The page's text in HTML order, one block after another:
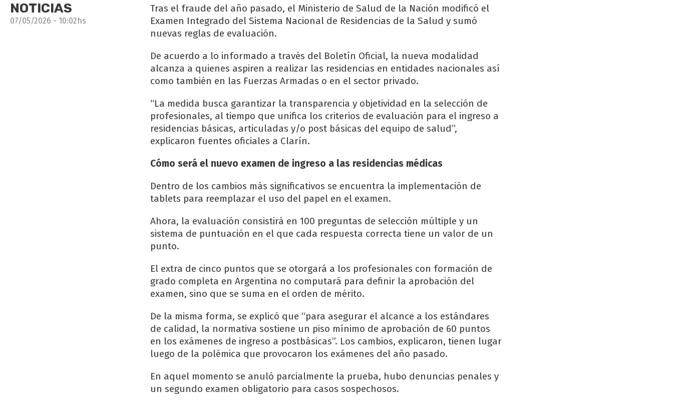
NOTICIAS
07/05/2026 - 10:02hs
Tras el fraude del año pasado, el Ministerio de Salud de la Nación modificó el
Examen Integrado del Sistema Nacional de Residencias de la Salud y sumó
nuevas reglas de evaluación.
De acuerdo a lo informado a través del Boletín Oficial, la nueva modalidad
alcanza a quienes aspiren a realizar las residencias en entidades nacionales así
como también en las Fuerzas Armadas o en el sector privado.
“La medida busca garantizar la transparencia y objetividad en la selección de
profesionales, al tiempo que unifica los criterios de evaluación para el ingreso a
residencias básicas, articuladas y/o post básicas del equipo de salud”,
explicaron fuentes oficiales a Clarín.
Cómo será el nuevo examen de ingreso a las residencias médicas
Dentro de los cambios más significativos se encuentra la implementación de
tablets para reemplazar el uso del papel en el examen.
Ahora, la evaluación consistirá en 100 preguntas de selección múltiple y un
sistema de puntuación en el que cada respuesta correcta tiene un valor de un
punto.
El extra de cinco puntos que se otorgará a los profesionales con formación de
grado completa en Argentina no computará para definir la aprobación del
examen, sino que se suma en el orden de mérito.
De la misma forma, se explicó que “para asegurar el alcance a los estándares
de calidad, la normativa sostiene un piso mínimo de aprobación de 60 puntos
en los exámenes de ingreso a postbásicas”. Los cambios, explicaron, tienen lugar
luego de la polémica que provocaron los exámenes del año pasado.
En aquel momento se anuló parcialmente la prueba, hubo denuncias penales y
un segundo examen obligatorio para casos sospechosos.